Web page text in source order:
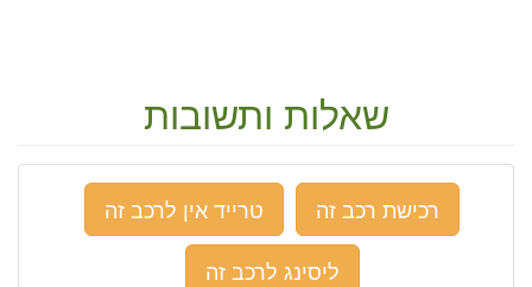
שאלות ותשובות
רכישת רכב זה
טרייד אין לרכב זה
ליסינג לרכב זה